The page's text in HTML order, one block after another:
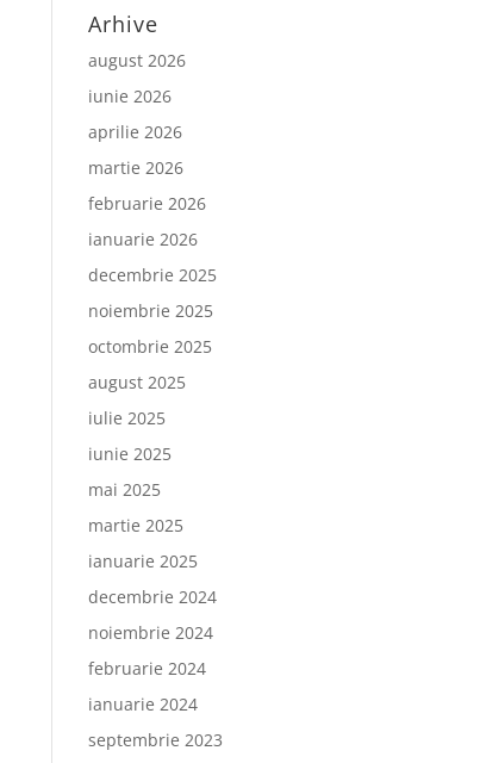
Arhive
august 2026
iunie 2026
aprilie 2026
martie 2026
februarie 2026
ianuarie 2026
decembrie 2025
noiembrie 2025
octombrie 2025
august 2025
iulie 2025
iunie 2025
mai 2025
martie 2025
ianuarie 2025
decembrie 2024
noiembrie 2024
februarie 2024
ianuarie 2024
septembrie 2023